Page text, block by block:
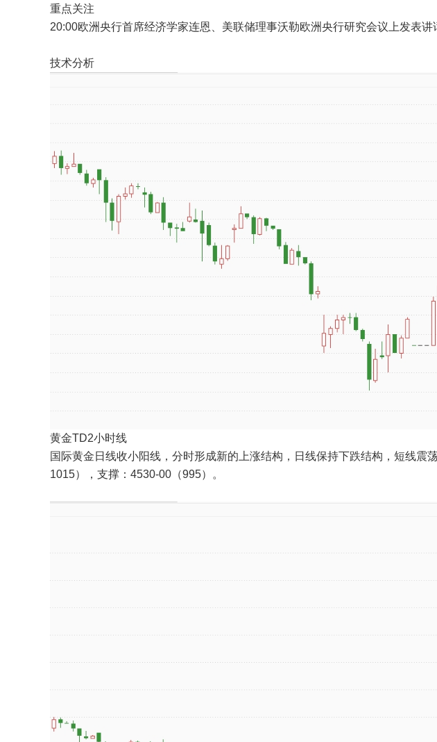
重点关注
20:00欧洲央行首席经济学家连恩、美联储理事沃勒欧洲央行研究会议上发表讲
技术分析
黄金TD2小时线
国际黄金日线收小阳线，分时形成新的上涨结构，日线保持下跌结构，短线
1015），支撑：4530-00（995）。